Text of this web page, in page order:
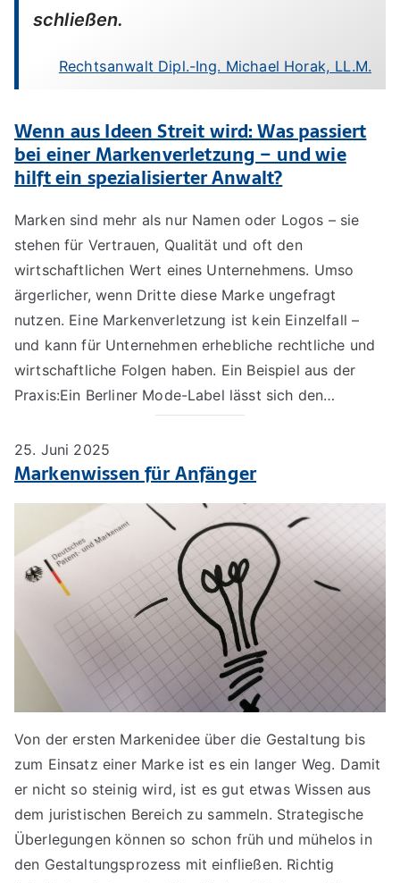
schließen.
Rechtsanwalt Dipl.-Ing. Michael Horak, LL.M.
Wenn aus Ideen Streit wird: Was passiert
bei einer Markenverletzung – und wie
hilft ein spezialisierter Anwalt?
Marken sind mehr als nur Namen oder Logos – sie
stehen für Vertrauen, Qualität und oft den
wirtschaftlichen Wert eines Unternehmens. Umso
ärgerlicher, wenn Dritte diese Marke ungefragt
nutzen. Eine Markenverletzung ist kein Einzelfall –
und kann für Unternehmen erhebliche rechtliche und
wirtschaftliche Folgen haben. Ein Beispiel aus der
Praxis:Ein Berliner Mode-Label lässt sich den…
25. Juni 2025
Markenwissen für Anfänger
Von der ersten Markenidee über die Gestaltung bis
zum Einsatz einer Marke ist es ein langer Weg. Damit
er nicht so steinig wird, ist es gut etwas Wissen aus
dem juristischen Bereich zu sammeln. Strategische
Überlegungen können so schon früh und mühelos in
den Gestaltungsprozess mit einfließen. Richtig